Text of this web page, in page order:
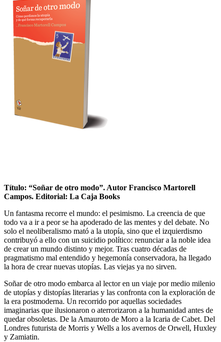
Título: “Soñar de otro modo”. Autor Francisco Martorell
Campos. Editorial: La Caja Books
Un fantasma recorre el mundo: el pesimismo. La creencia de que
todo va a ir a peor se ha apoderado de las mentes y del debate. No
solo el neoliberalismo mató a la utopía, sino que el izquierdismo
contribuyó a ello con un suicidio político: renunciar a la noble idea
de crear un mundo distinto y mejor. Tras cuatro décadas de
pragmatismo mal entendido y hegemonía conservadora, ha llegado
la hora de crear nuevas utopías. Las viejas ya no sirven.
Soñar de otro modo embarca al lector en un viaje por medio milenio
de utopías y distopías literarias y las confronta con la exploración de
la era postmoderna. Un recorrido por aquellas sociedades
imaginarias que ilusionaron o aterrorizaron a la humanidad antes de
quedar obsoletas. De la Amauroto de Moro a la Icaria de Cabet. Del
Londres futurista de Morris y Wells a los avernos de Orwell, Huxley
y Zamiatin.